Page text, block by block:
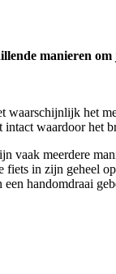
manieren
waarschijnlijk het
waardoor
vaak meerdere
in zijn geheel
handomdraai